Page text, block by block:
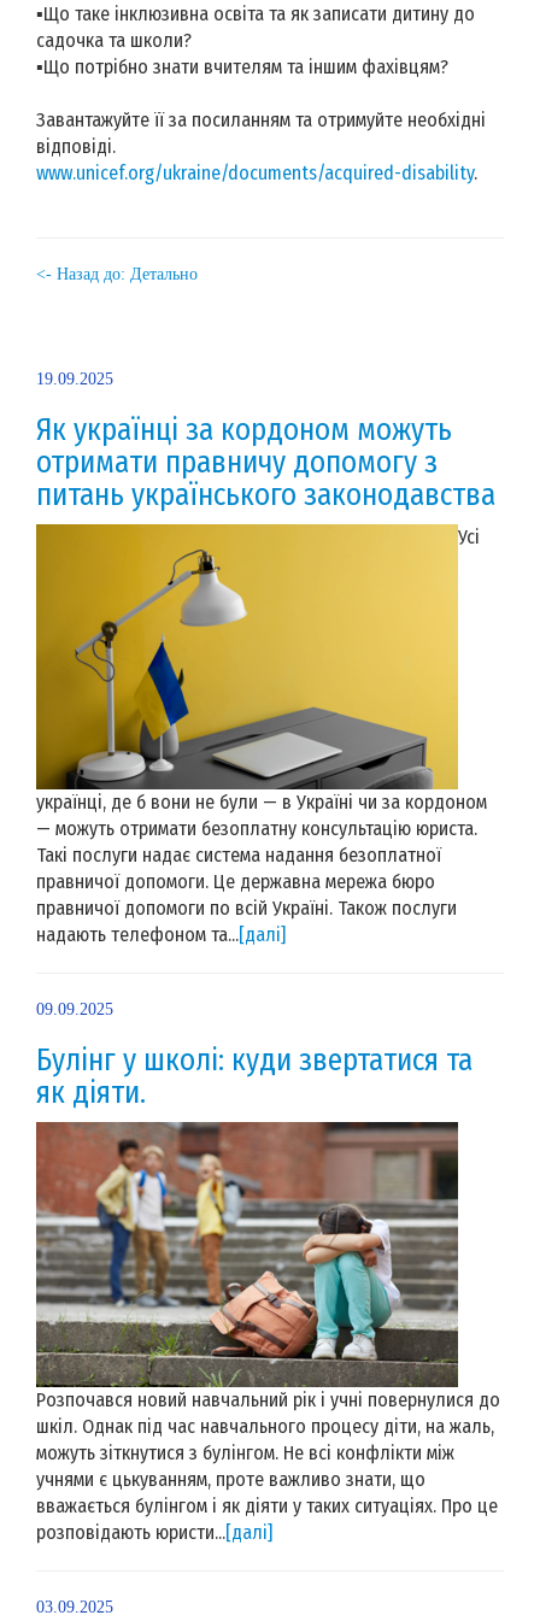
▪️Що таке інклюзивна освіта та як записати дитину до
садочка та школи?
▪️Що потрібно знати вчителям та іншим фахівцям?
Завантажуйте її за посиланням та отримуйте необхідні
відповіді.
www.unicef.org/ukraine/documents/acquired-disability.
<- Назад до: Детально
19.09.2025
Як українці за кордоном можуть
отримати правничу допомогу з
питань українського законодавства
Усі
українці, де б вони не були — в Україні чи за кордоном
— можуть отримати безоплатну консультацію юриста.
Такі послуги надає система надання безоплатної
правничої допомоги. Це державна мережа бюро
правничої допомоги по всій Україні. Також послуги
надають телефоном та...[далі]
09.09.2025
Булінг у школі: куди звертатися та
як діяти.
Розпочався новий навчальний рік і учні повернулися до
шкіл. Однак під час навчального процесу діти, на жаль,
можуть зіткнутися з булінгом. Не всі конфлікти між
учнями є цькуванням, проте важливо знати, що
вважається булінгом і як діяти у таких ситуаціях. Про це
розповідають юристи...[далі]
03.09.2025